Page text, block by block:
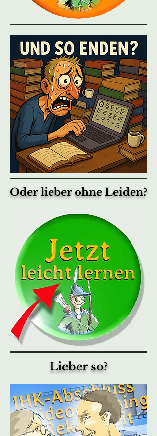
Oder lieber ohne Leiden?
Lieber so?